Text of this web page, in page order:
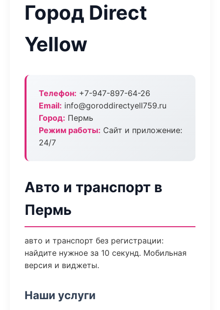
Город Direct
Yellow
Телефон: +7-947-897-64-26
Email: info@goroddirectyell759.ru
Город: Пермь
Режим работы: Сайт и приложение:
24/7
Авто и транспорт в
Пермь
авто и транспорт без регистрации:
найдите нужное за 10 секунд. Мобильная
версия и виджеты.
Наши услуги